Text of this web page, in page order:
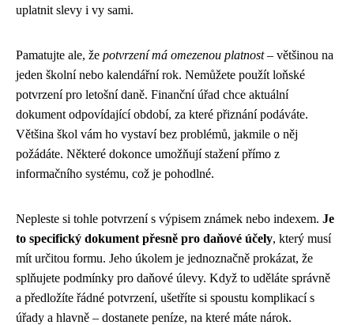
uplatnit slevy i vy sami.
Pamatujte ale, že potvrzení má omezenou platnost– většinou na
jeden školní nebo kalendářní rok. Nemůžete použít loňské
potvrzení pro letošní daně. Finanční úřad chce aktuální
dokument odpovídající období, za které přiznání podáváte.
Většina škol vám ho vystaví bez problémů, jakmile o něj
požádáte. Některé dokonce umožňují stažení přímo z
informačního systému, což je pohodlné.
Nepleste si tohle potvrzení s výpisem známek nebo indexem. Je
to specifický dokument přesně pro daňové účely, který musí
mít určitou formu. Jeho úkolem je jednoznačně prokázat, že
splňujete podmínky pro daňové úlevy. Když to uděláte správně
a předložíte řádné potvrzení, ušetříte si spoustu komplikací s
úřady a hlavně – dostanete peníze, na které máte nárok.